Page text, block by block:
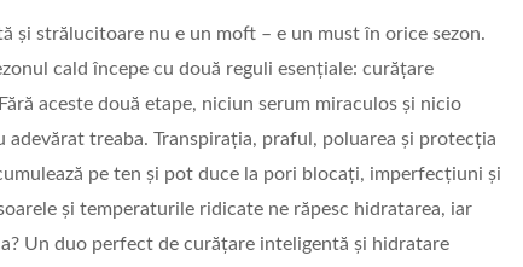
și strălucitoare nu e un moft – e un must în orice sezon.
cald începe cu două reguli esențiale: curățare
aceste două etape, niciun serum miraculos și nicio
adevărat treaba. Transpirația, praful, poluarea și protecția
pe ten și pot duce la pori blocați, imperfecțiuni și
și temperaturile ridicate ne răpesc hidratarea, iar
Un duo perfect de curățare inteligentă și hidratare